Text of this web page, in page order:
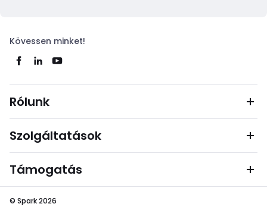
Kövessen minket!
Rólunk
Szolgáltatások
Támogatás
© Spark 2026